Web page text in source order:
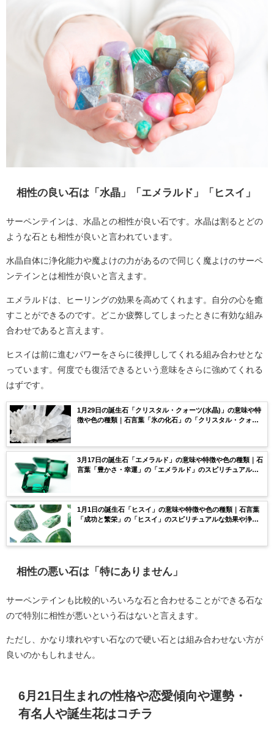
相性の良い石は「水晶」「エメラルド」「ヒスイ」
サーペンテインは、水晶との相性が良い石です。水晶は割るとどの
ような石とも相性が良いと言われています。
水晶自体に浄化能力や魔よけの力があるので同じく魔よけのサーペ
ンテインとは相性が良いと言えます。
エメラルドは、ヒーリングの効果を高めてくれます。自分の心を癒
すことができるのです。どこか疲弊してしまったときに有効な組み
合わせであると言えます。
ヒスイは前に進むパワーをさらに後押ししてくれる組み合わせとな
っています。何度でも復活できるという意味をさらに強めてくれる
はずです。
1月29日の誕生石「クリスタル・クォーツ(水晶)」の意味や特
徴や色の種類｜石言葉「氷の化石」の「クリスタル・クォー
3月17日の誕生石「エメラルド」の意味や特徴や色の種類｜石
言葉「豊かさ・幸運」の「エメラルド」のスピリチュアルな
1月1日の誕生石「ヒスイ」の意味や特徴や色の種類｜石言葉
「成功と繁栄」の「ヒスイ」のスピリチュアルな効果や浄化
相性の悪い石は「特にありません」
サーペンテインも比較的いろいろな石と合わせることができる石な
ので特別に相性が悪いという石はないと言えます。
ただし、かなり壊れやすい石なので硬い石とは組み合わせない方が
良いのかもしれません。
6月21日生まれの性格や恋愛傾向や運勢・
有名人や誕生花はコチラ